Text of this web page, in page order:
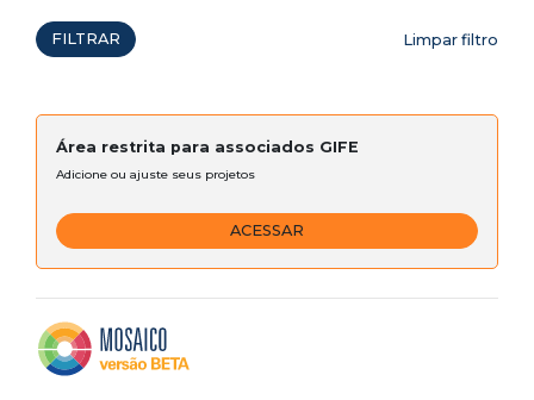
FILTRAR Limpar filtro
Área restrita para associados GIFE
Adicione ou ajuste seus projetos
ACESSAR